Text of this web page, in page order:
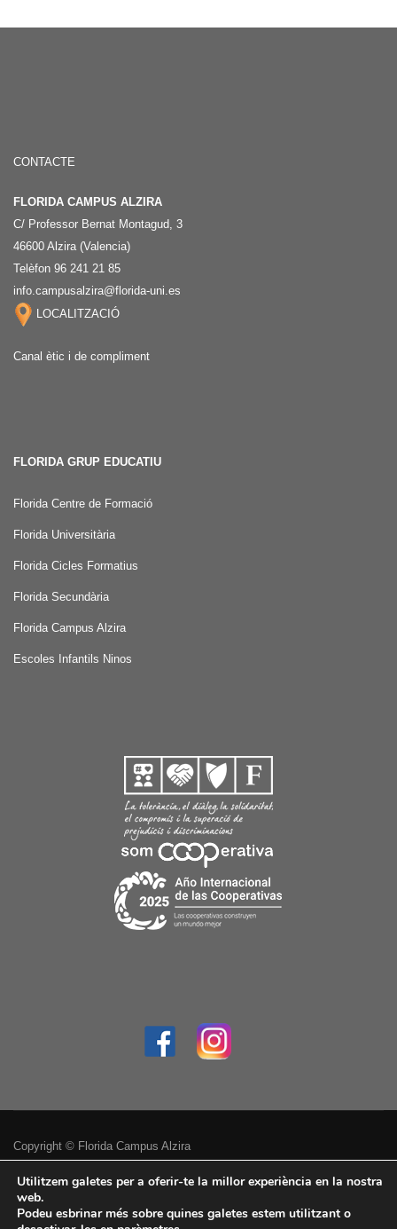
CONTACTE
FLORIDA CAMPUS ALZIRA
C/ Professor Bernat Montagud, 3
46600 Alzira (Valencia)
Telèfon 96 241 21 85
info.campusalzira@florida-uni.es
LOCALITZACIÓ
Canal ètic i de compliment
FLORIDA GRUP EDUCATIU
Florida Centre de Formació
Florida Universitària
Florida Cicles Formatius
Florida Secundària
Florida Campus Alzira
Escoles Infantils Ninos
Copyright © Florida Campus Alzira
Política de privacitat
Avís legal
Utilitzem galetes per a oferir-te la millor experiència en la nostra
web.
Podeu esbrinar més sobre quines galetes estem utilitzant o